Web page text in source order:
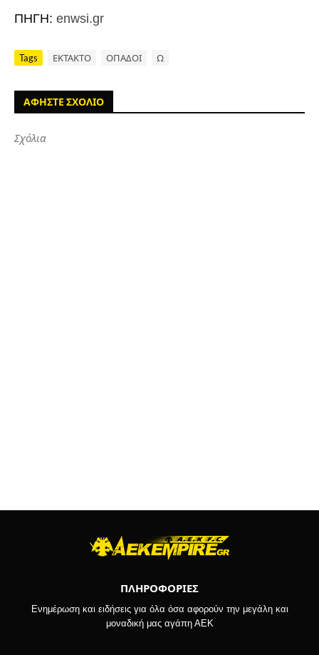
ΠΗΓΗ: enwsi.gr
Tags ΕΚΤΑΚΤΟ ΟΠΑΔΟΙ Ω
ΑΦΗΣΤΕ ΣΧΟΛΙΟ
Σχόλια
ΠΛΗΡΟΦΟΡΙΕΣ
Ενημέρωση και ειδήσεις για όλα όσα αφορούν την μεγάλη και
μοναδική μας αγάπη ΑΕΚ